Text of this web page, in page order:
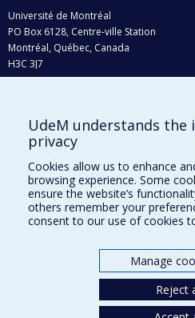
Université de Montréal
PO Box 6128, Centre-ville Station
Montréal, Québec, Canada
H3C 3J7
Who does what?
Find us
Site map
Accessibility
UdeM understands
privacy
Cookies allow us to enhance
browsing experience. Some
ensure the website’s
others remember your
consent to our use of cookies
Manage
Reject